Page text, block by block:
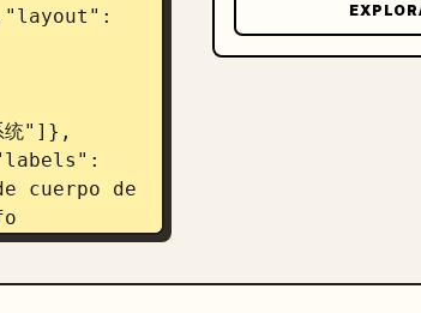
统"]},
cuerpo de